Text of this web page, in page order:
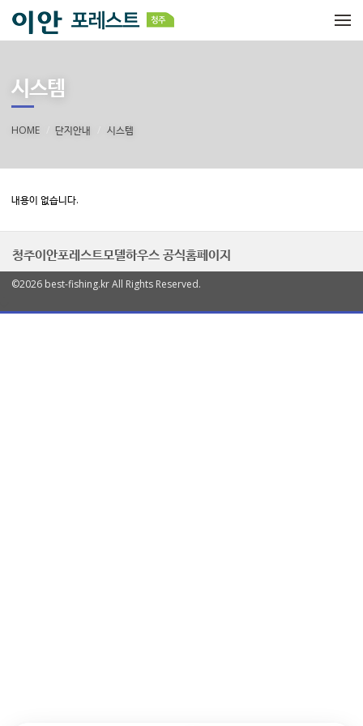
메뉴 건너뛰기
시스템
HOME 단지안내 시스템
내용이 없습니다.
청주이안포레스트모델하우스 공식홈페이지
©2026 best-fishing.kr All Rights Reserved.